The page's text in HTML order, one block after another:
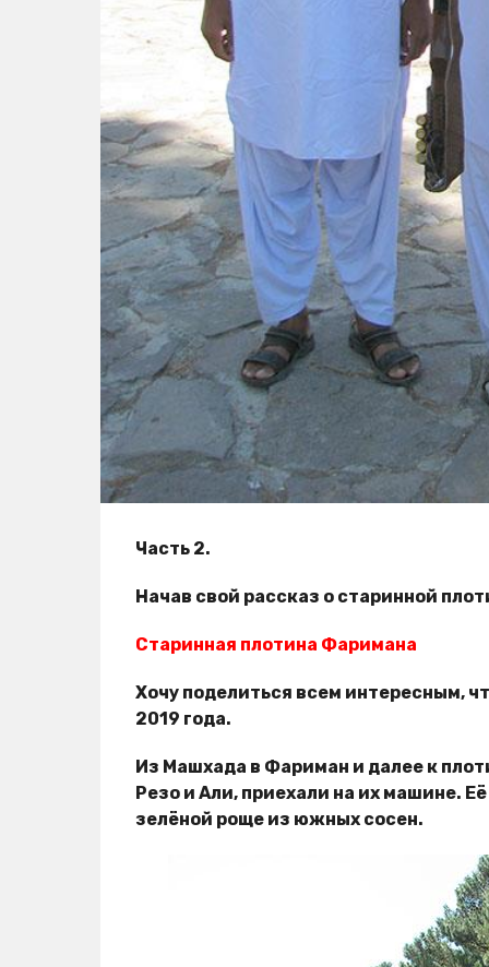
Часть 2.
Начав свой рассказ о старинной
Старинная плотина Фаримана
Хочу поделиться всем интересным,
2019 года.
Из Машхада в Фариман и далее к
Резо и Али, приехали на их машине.
зелёной роще из южных сосен.